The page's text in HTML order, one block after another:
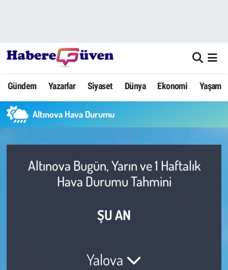
Gündem Yazarlar Siyaset Dünya Ekonomi Yaşam
Altınova Hava Durumu
Altınova Bugün, Yarın ve 1 Haftalık
Hava Durumu Tahmini
ŞU AN
Yalova
Yazarlar
Dünya
Siyaset
Ekonomi
Yaşam
Hava Durumu
Trafik Durumu
Süper Lig Puan Durumu ve Fikstür
Tüm Manşetler
Son Dakika Haberleri